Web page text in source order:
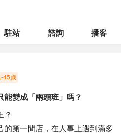
駐站 諮詢 播客
45歲
能變成「兩頭班」嗎？
？
的第一間店，在人事上遇到滿多